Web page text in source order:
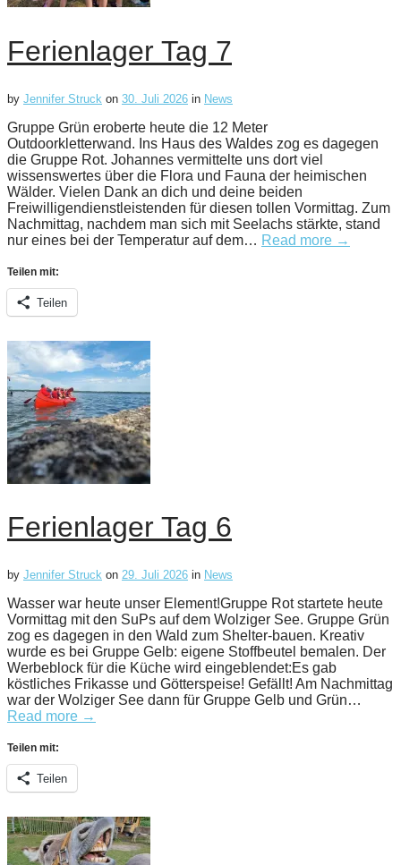
Ferienlager Tag 7
by Jennifer Struck on 30. Juli 2026 in News
Gruppe Grün eroberte heute die 12 Meter
Outdoorkletterwand. Ins Haus des Waldes zog es dagegen
die Gruppe Rot. Johannes vermittelte uns dort viel
wissenswertes über die Flora und Fauna der heimischen
Wälder. Vielen Dank an dich und deine beiden
Freiwilligendienstleistenden für diesen tollen Vormittag. Zum
Nachmittag, nachdem man sich mit Seelachs stärkte, stand
nur eines bei der Temperatur auf dem… Read more →
Teilen mit:
Teilen
Ferienlager Tag 6
by Jennifer Struck on 29. Juli 2026 in News
Wasser war heute unser Element!Gruppe Rot startete heute
Vormittag mit den SuPs auf dem Wolziger See. Gruppe Grün
zog es dagegen in den Wald zum Shelter-bauen. Kreativ
wurde es bei Gruppe Gelb: eigene Stoffbeutel bemalen. Der
Werbeblock für die Küche wird eingeblendet:Es gab
köstliches Frikasse und Götterspeise! Gefällt! Am Nachmittag
war der Wolziger See dann für Gruppe Gelb und Grün…
Read more →
Teilen mit:
Teilen